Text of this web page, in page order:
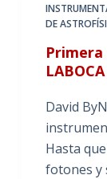
DE
Primera
David
Hasta
fotones y